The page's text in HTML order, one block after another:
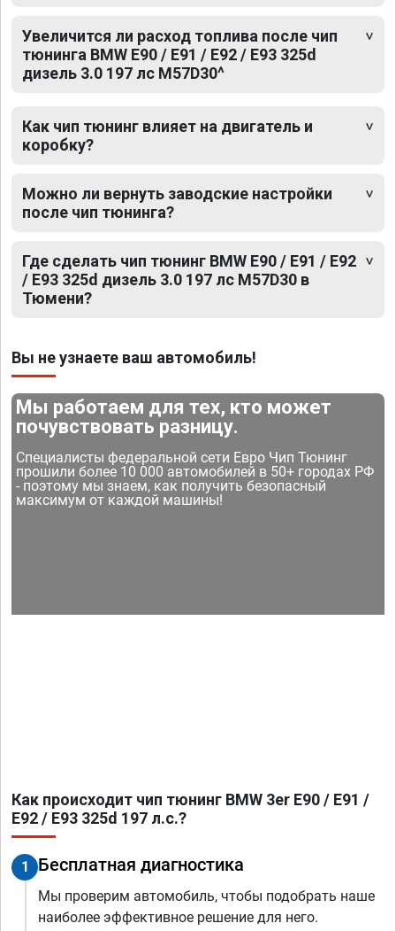
Увеличится ли расход топлива после чип
тюнинга BMW E90 / E91 / E92 / E93 325d
дизель 3.0 197 лс M57D30^
Как чип тюнинг влияет на двигатель и
коробку?
Можно ли вернуть заводские настройки
после чип тюнинга?
Где сделать чип тюнинг BMW E90 / E91 / E92
/ E93 325d дизель 3.0 197 лс M57D30 в
Тюмени?
Вы не узнаете ваш автомобиль!
Мы работаем для тех, кто может
почувствовать разницу.
Специалисты федеральной сети Евро Чип Тюнинг
прошили более 10 000 автомобилей в 50+ городах РФ
- поэтому мы знаем, как получить безопасный
максимум от каждой машины!
Как происходит чип тюнинг BMW 3er E90 / E91 /
E92 / E93 325d 197 л.с.?
1 Бесплатная диагностика
Мы проверим автомобиль, чтобы подобрать наше
наиболее эффективное решение для него.